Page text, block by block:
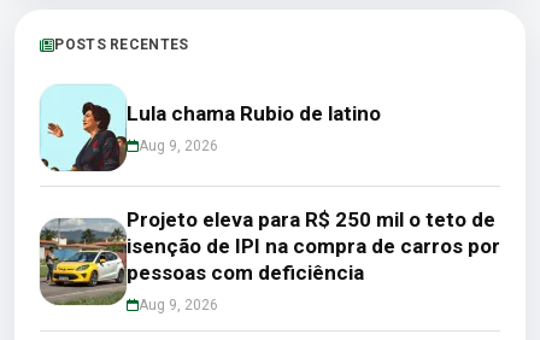
POSTS RECENTES
Lula chama Rubio de latino
Aug 9, 2026
Projeto eleva para R$ 250 mil o teto de
isenção de IPI na compra de carros por
pessoas com deficiência
Aug 9, 2026